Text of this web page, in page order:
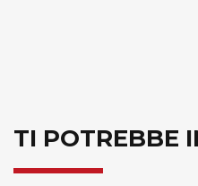
TI POTREBBE